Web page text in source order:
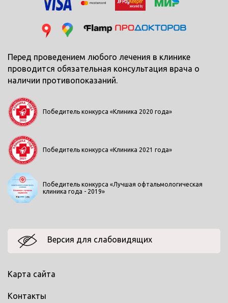
Перед проведением любого лечения в клинике
проводится обязательная консультация врача о
наличии противопоказаний.
Победитель конкурса «Клиника 2020 года»
Победитель конкурса «Клиника 2021 года»
Победитель конкурса «Лучшая офтальмологическая
клиника года - 2019»
Версия для слабовидящих
Карта сайта
Контакты